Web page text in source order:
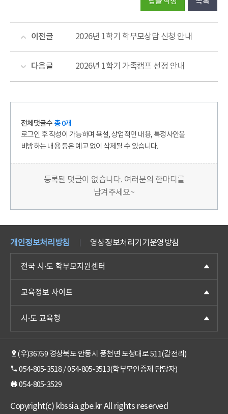
이전글 2026년 1학기 학부모상담 신청 안내
다음글 2026년 1학기 가족캠프 선정 안내
전체댓글수 총 0개
로그인 후 작성이 가능하며 욕설, 상업적인 내용, 특정사안을
비방하는 내용 등은 예고 없이 삭제될 수 있습니다.
등록된 댓글이 없습니다. 여러분의 한마디를
남겨주세요~
개인정보처리방침 영상정보처리기기운영방침
전국 시·도 학부모지원센터
교육정보 사이트
시·도 교육청
(우)36759 경상북도 안동시 풍천면 도청대로 511(갈전리)
054-805-3518 / 054-805-3513(학부모인증제 담당자)
054-805-3529
Copyright(c) kbssia.gbe.kr All rights reserved